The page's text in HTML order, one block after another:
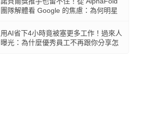
團隊解體看 Google 的焦慮：為何明星
用AI省下4小時竟被塞更多工作！過來人
曝光：為什麼優秀員工不再跟你分享怎